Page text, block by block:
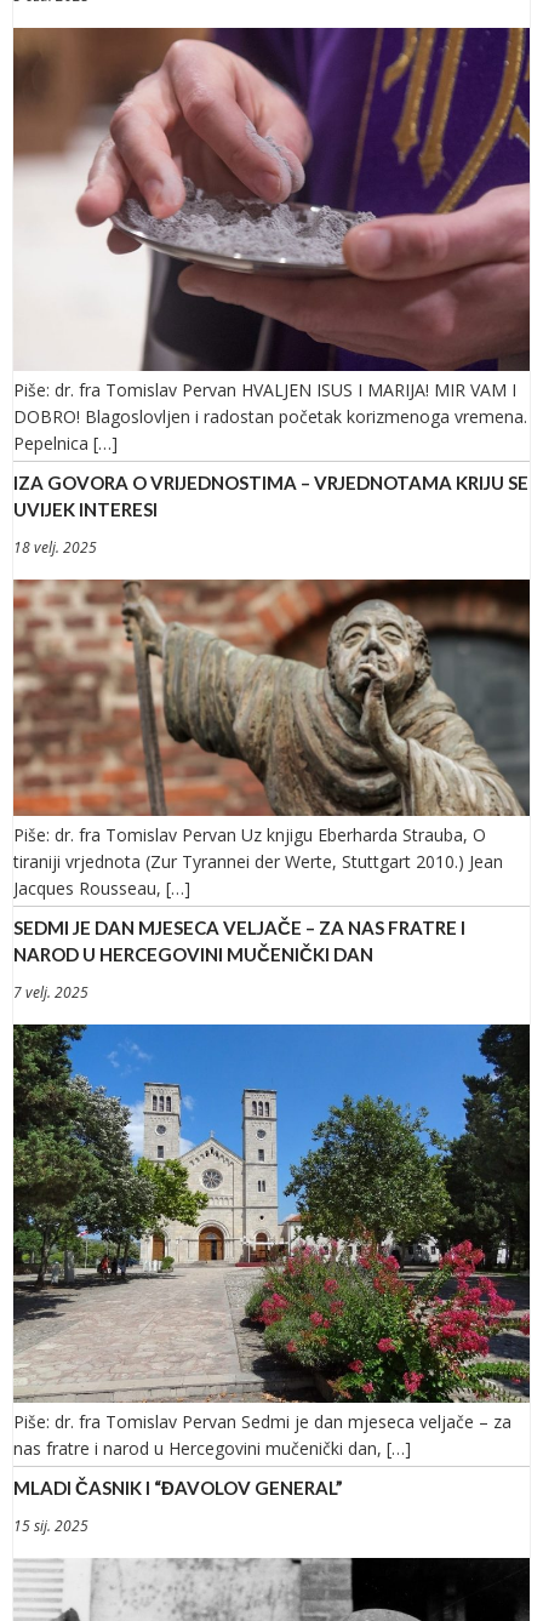
Piše: dr. fra Tomislav Pervan HVALJEN ISUS I MARIJA! MIR VAM I
DOBRO! Blagoslovljen i radostan početak korizmenoga vremena.
Pepelnica […]
IZA GOVORA O VRIJEDNOSTIMA – VRJEDNOTAMA KRIJU SE
UVIJEK INTERESI
18 velj. 2025
Piše: dr. fra Tomislav Pervan Uz knjigu Eberharda Strauba, O
tiraniji vrjednota (Zur Tyrannei der Werte, Stuttgart 2010.) Jean
Jacques Rousseau, […]
SEDMI JE DAN MJESECA VELJAČE – ZA NAS FRATRE I
NAROD U HERCEGOVINI MUČENIČKI DAN
7 velj. 2025
Piše: dr. fra Tomislav Pervan Sedmi je dan mjeseca veljače – za
nas fratre i narod u Hercegovini mučenički dan, […]
MLADI ČASNIK I “ĐAVOLOV GENERAL”
15 sij. 2025